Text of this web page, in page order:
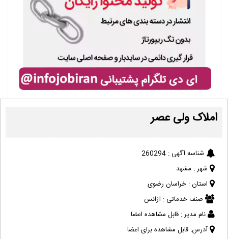
املاک ولی عصر
شناسه آگهی : 260294
شهر : مشهد
استان : خراسان رضوی
صنف خدماتی : آژانس
نام مدیر : قابل مشاهده اعضا
آدرس: قابل مشاهده برای اعضا